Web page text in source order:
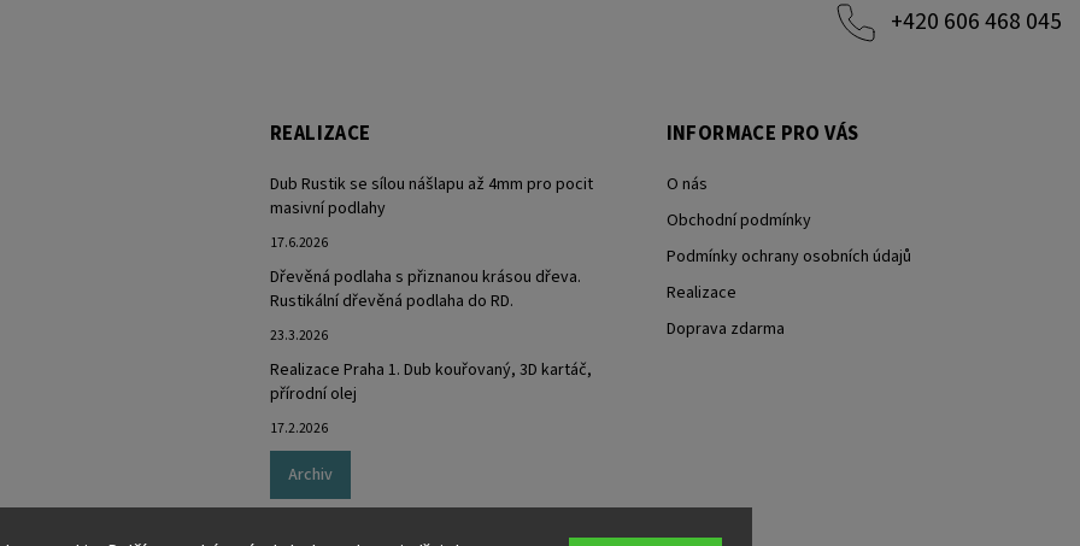
+420 606 468 045
REALIZACE
Dub Rustik se sílou nášlapu až 4mm pro pocit
masivní podlahy
17.6.2026
Dřevěná podlaha s přiznanou krásou dřeva.
Rustikální dřevěná podlaha do RD.
23.3.2026
Realizace Praha 1. Dub kouřovaný, 3D kartáč,
přírodní olej
17.2.2026
Archiv
INFORMACE PRO VÁS
O nás
Obchodní podmínky
Podmínky ochrany osobních údajů
Realizace
Doprava zdarma